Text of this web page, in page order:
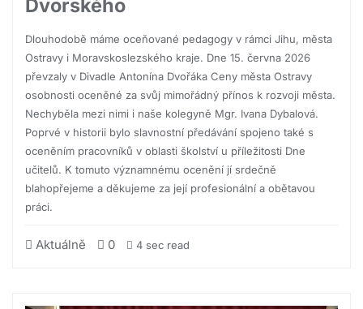
Dvorského
Dlouhodobě máme oceňované pedagogy v rámci Jihu, města
Ostravy i Moravskoslezského kraje. Dne 15. června 2026
převzaly v Divadle Antonína Dvořáka Ceny města Ostravy
osobnosti oceněné za svůj mimořádný přínos k rozvoji města.
Nechyběla mezi nimi i naše kolegyně Mgr. Ivana Dybalová.
Poprvé v historii bylo slavnostní předávání spojeno také s
oceněním pracovníků v oblasti školství u příležitosti Dne
učitelů. K tomuto významnému ocenění jí srdečně
blahopřejeme a děkujeme za její profesionální a obětavou
práci.
Aktuálně 0 4 sec read